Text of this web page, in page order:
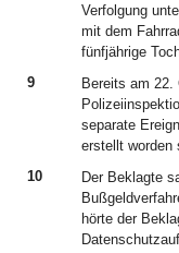
Verfolgung
mit dem
fünfjährige
9
Bereits am 22.
separate
erstellt worden
10
Der Beklagte
hörte der